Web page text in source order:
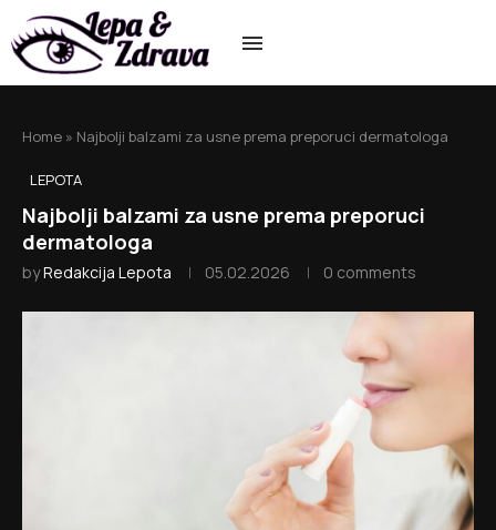
Home » Najbolji balzami za usne prema preporuci dermatologa
LEPOTA
Najbolji balzami za usne prema preporuci
dermatologa
byRedakcija Lepota 05.02.2026 0 comments